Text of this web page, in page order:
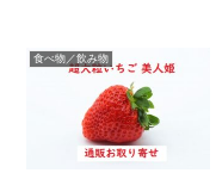
食べ物／飲み物